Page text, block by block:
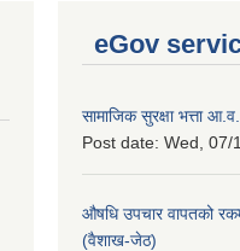
eGov
सामाजिक सुरक्षा भत्ता
Post date: Wed, 07/
औषधि उपचार वापतको
(वैशाख-जेठ)